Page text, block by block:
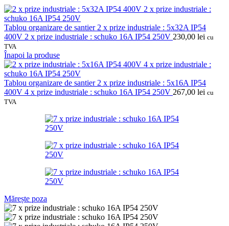
Tablou organizare de santier 2 x prize industriale : 5x32A IP54
400V 2 x prize industriale : schuko 16A IP54 250V 230,00 lei cu
TVA
Înapoi la produse
Tablou organizare de santier 2 x prize industriale : 5x16A IP54
400V 4 x prize industriale : schuko 16A IP54 250V 267,00 lei cu
TVA
Mărește poza